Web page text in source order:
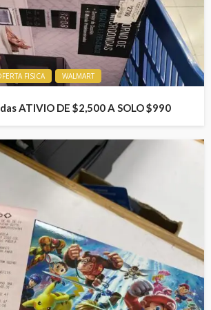
FISICA WALMART
ATIVIO DE $2,500 A SOLO $990